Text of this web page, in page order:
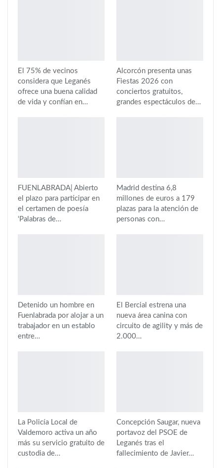
El 75% de vecinos
considera que Leganés
ofrece una buena calidad
de vida y confían en…
Alcorcón presenta unas
Fiestas 2026 con
conciertos gratuitos,
grandes espectáculos de…
FUENLABRADA| Abierto
el plazo para participar en
el certamen de poesía
‘Palabras de…
Madrid destina 6,8
millones de euros a 179
plazas para la atención de
personas con…
Detenido un hombre en
Fuenlabrada por alojar a un
trabajador en un establo
entre…
El Bercial estrena una
nueva área canina con
circuito de agility y más de
2.000…
La Policía Local de
Valdemoro activa un año
más su servicio gratuito de
custodia de…
Concepción Saugar, nueva
portavoz del PSOE de
Leganés tras el
fallecimiento de Javier…